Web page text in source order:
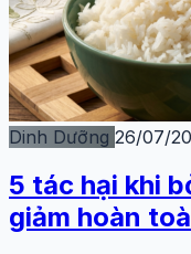
Dinh Dưỡng 26/07/
5 tác hại khi
giảm hoàn